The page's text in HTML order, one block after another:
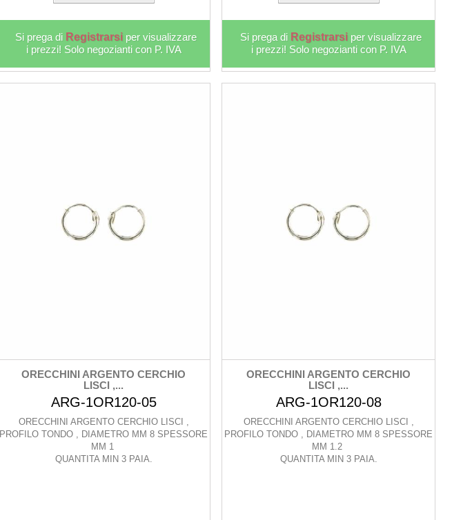
Si prega di Registrarsi per visualizzare
i prezzi! Solo negozianti con P. IVA
Si prega di Registrarsi per visualizzare
i prezzi! Solo negozianti con P. IVA
ORECCHINI ARGENTO CERCHIO
LISCI ,...
ARG-1OR120-05
ORECCHINI ARGENTO CERCHIO LISCI ,
PROFILO TONDO , DIAMETRO MM 8 SPESSORE
MM 1
QUANTITA MIN 3 PAIA.
ORECCHINI ARGENTO CERCHIO
LISCI ,...
ARG-1OR120-08
ORECCHINI ARGENTO CERCHIO LISCI ,
PROFILO TONDO , DIAMETRO MM 8 SPESSORE
MM 1.2
QUANTITA MIN 3 PAIA.